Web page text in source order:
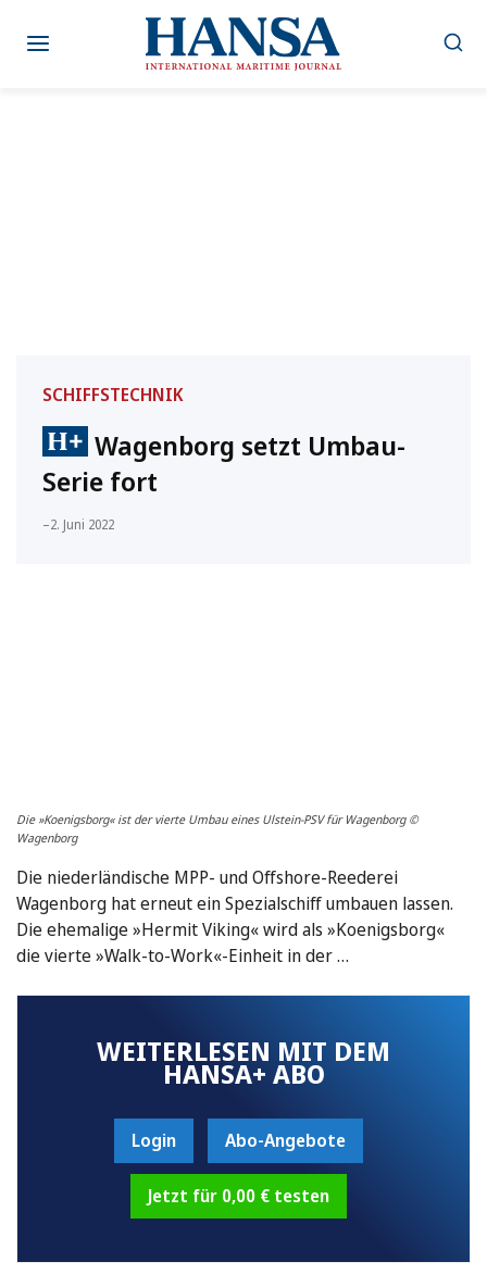
Inhalt
SCHIFFSTECHNIK
Wagenborg setzt Umbau-
Serie fort
–2. Juni 2022
Die »Koenigsborg« ist der vierte Umbau eines Ulstein-PSV für Wagenborg ©
Wagenborg
Die niederländische MPP- und Offshore-Reederei
Wagenborg hat erneut ein Spezialschiff umbauen lassen.
Die ehemalige »Hermit Viking« wird als »Koenigsborg«
die vierte »Walk-to-Work«-Einheit in der …
WEITERLESEN MIT DEM
HANSA+ ABO
Login Abo-Angebote
Jetzt für 0,00 € testen